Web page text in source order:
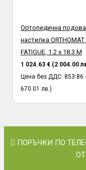
Ортопедична подова
настилка ORTHOMAT
FATIGUE, 1.2 х 18.3 М
1 024.63 € (2 004.00
Цена без ДДС: 853.86
670.01 лв.)
ПОРЪЧКИ ПО
ОТ